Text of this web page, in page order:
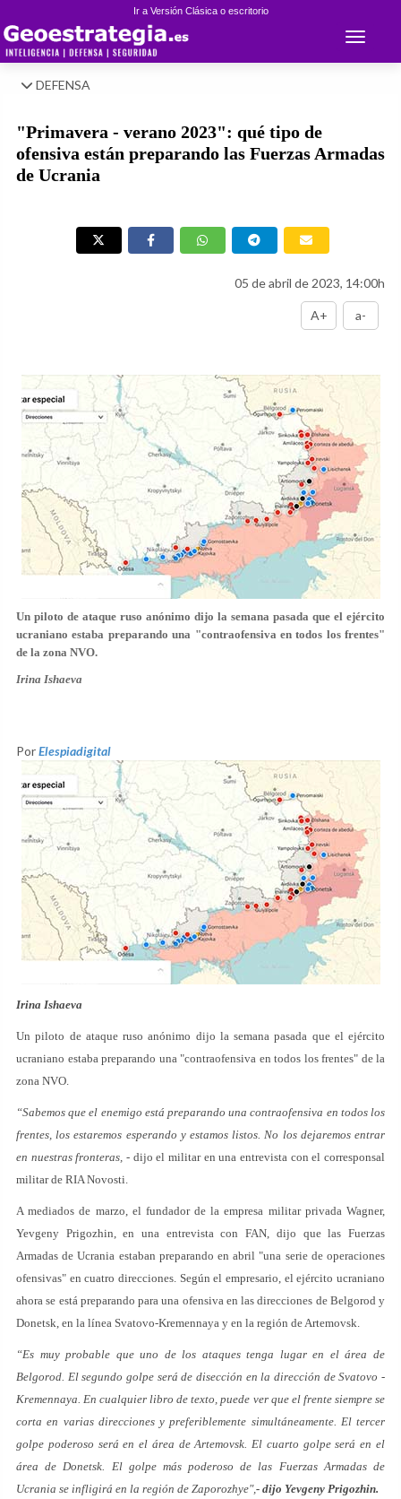
Ir a Versión Clásica o escritorio
Toggle
DEFENSA
"Primavera - verano 2023": qué tipo de
ofensiva están preparando las Fuerzas Armadas
de Ucrania
05 de abril de 2023, 14:00h
A+ a-
Un piloto de ataque ruso anónimo dijo la semana pasada que el ejército
ucraniano estaba preparando una "contraofensiva en todos los frentes"
de la zona NVO.
Irina Ishaeva
PorElespiadigital
Irina Ishaeva
Un piloto de ataque ruso anónimo dijo la semana pasada que el ejército
ucraniano estaba preparando una "contraofensiva en todos los frentes" de la
zona NVO.
“Sabemos que el enemigo está preparando una contraofensiva en todos los
frentes, los estaremos esperando y estamos listos. No los dejaremos entrar
en nuestras fronteras, - dijo el militar en una entrevista con el corresponsal
militar de RIA Novosti.
A mediados de marzo, el fundador de la empresa militar privada Wagner,
Yevgeny Prigozhin, en una entrevista con FAN, dijo que las Fuerzas
Armadas de Ucrania estaban preparando en abril "una serie de operaciones
ofensivas" en cuatro direcciones. Según el empresario, el ejército ucraniano
ahora se está preparando para una ofensiva en las direcciones de Belgorod y
Donetsk, en la línea Svatovo-Kremennaya y en la región de Artemovsk.
“Es muy probable que uno de los ataques tenga lugar en el área de
Belgorod. El segundo golpe será de disección en la dirección de Svatovo -
Kremennaya. En cualquier libro de texto, puede ver que el frente siempre se
corta en varias direcciones y preferiblemente simultáneamente. El tercer
golpe poderoso será en el área de Artemovsk. El cuarto golpe será en el
área de Donetsk. El golpe más poderoso de las Fuerzas Armadas de
Ucrania se infligirá en la región de Zaporozhye",- dijo Yevgeny Prigozhin.